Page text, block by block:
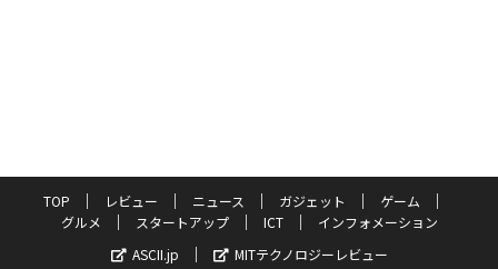
TOP レビュー ニュース ガジェット
ゲーム
グルメ
スタートアップ ICT
インフォメーション
ASCII.jp
MITテクノロジーレビュー